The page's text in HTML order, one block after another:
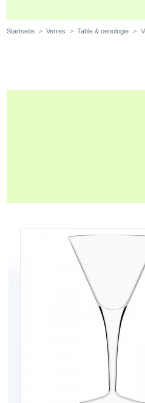
Startseite > Verres > Table & oenologie >